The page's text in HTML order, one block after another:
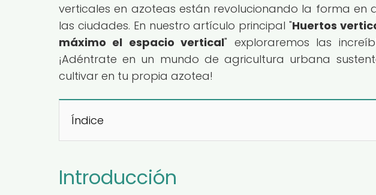
verticales en azoteas están revolucionando la forma en
las ciudades. En nuestro artículo principal "Huertos
máximo el espacio vertical" exploraremos las
¡Adéntrate en un mundo de agricultura urbana
cultivar en tu propia azotea!
Índice
Introducción